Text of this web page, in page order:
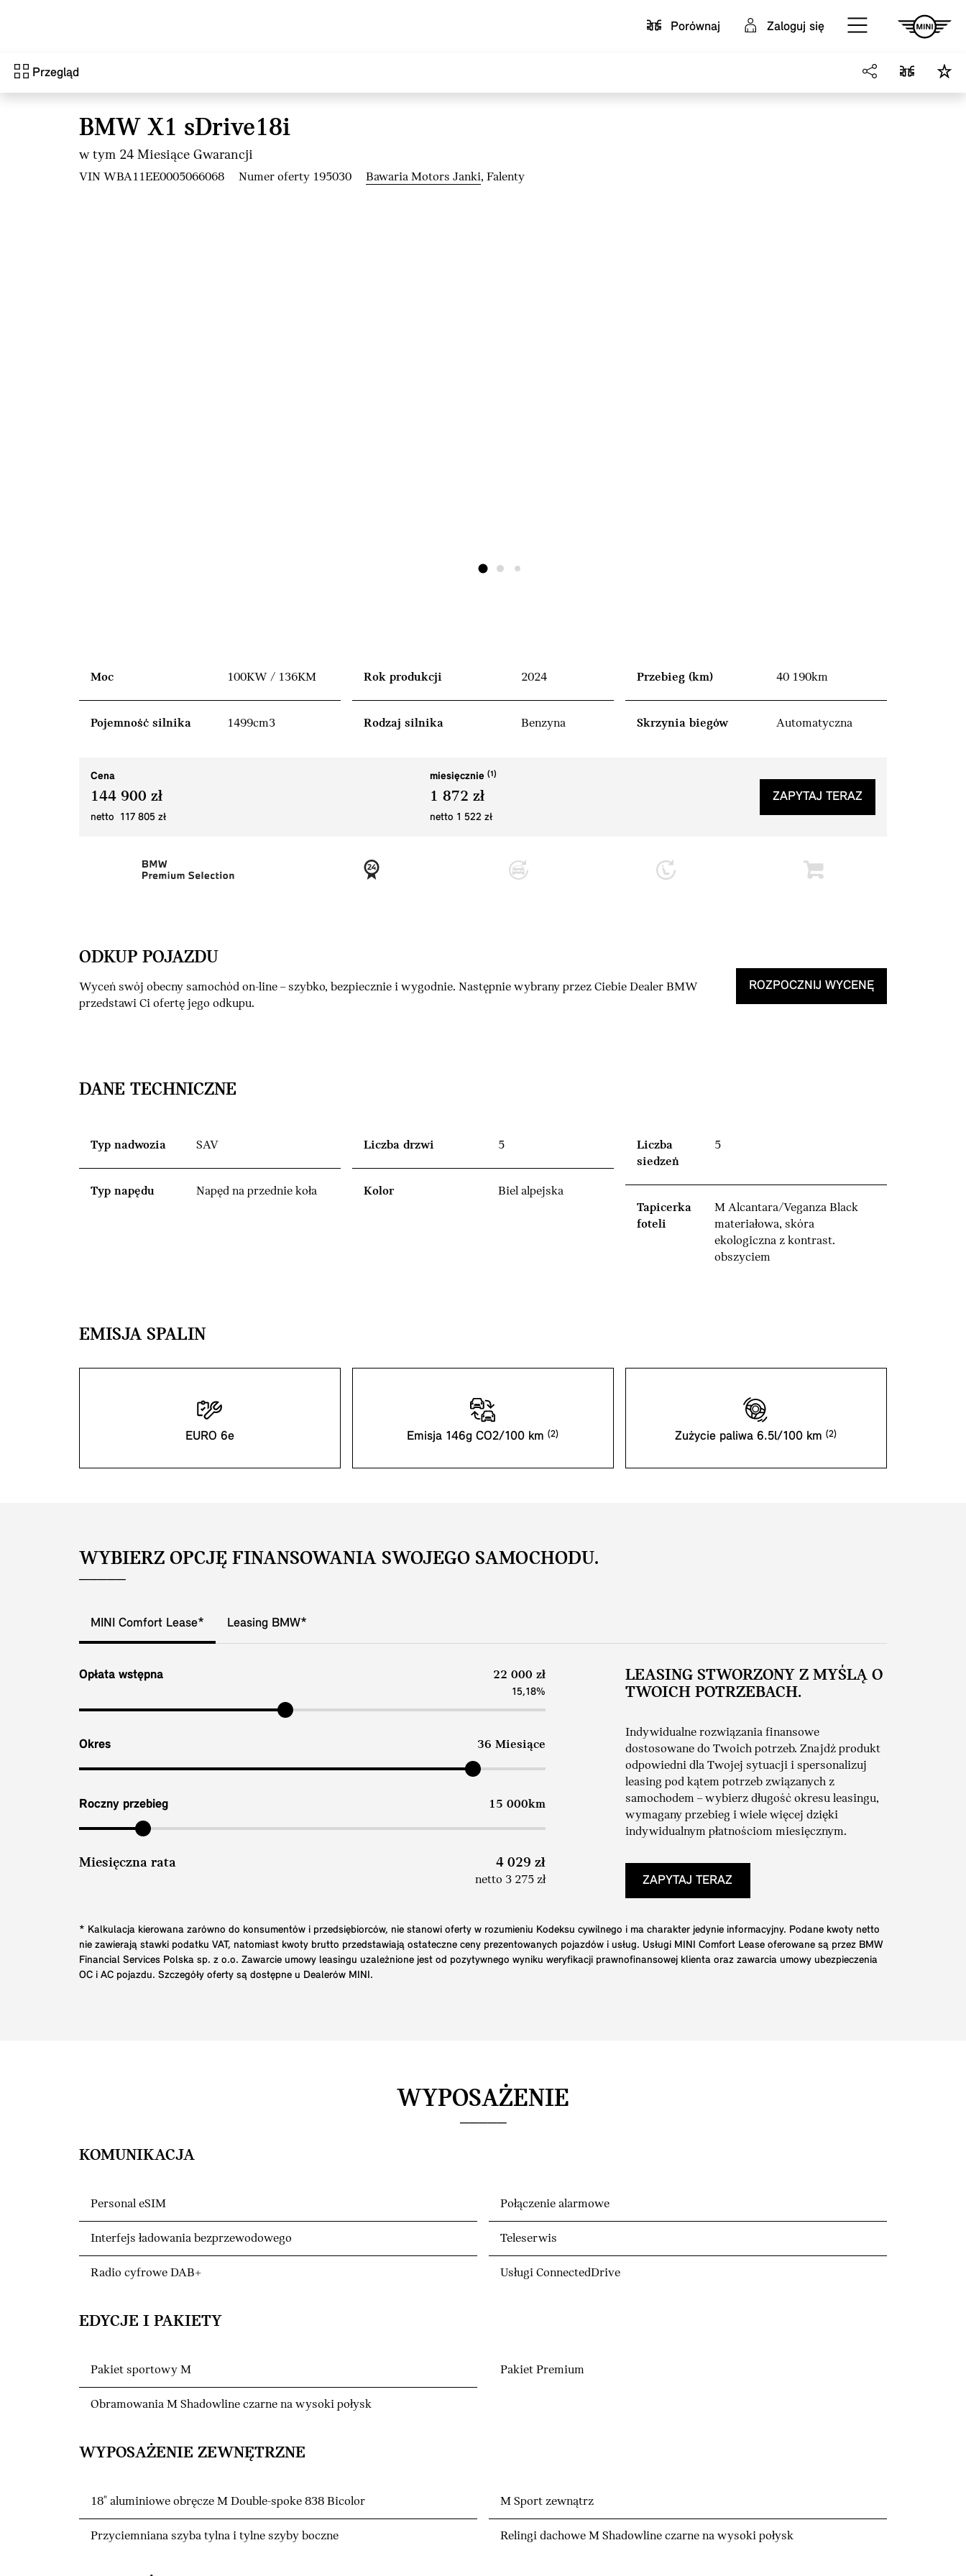
Porównaj
Zaloguj się
Przegląd
BMW X1 sDrive18i
w tym 24 Miesiące Gwarancji
VIN WBA11EE0005066068 Numer oferty 195030 Bawaria Motors Janki, Falenty
Moc 100KW / 136KM
Pojemność silnika 1499cm3
Rok produkcji 2024
Rodzaj silnika Benzyna
Przebieg (km) 40 190km
Skrzynia biegów Automatyczna
Cena
144 900 zł
netto 117 805 zł
miesięcznie
1 872 zł
netto 1 522 zł
ZAPYTAJ TERAZ
ODKUP POJAZDU
Wyceń swój obecny samochód on-line – szybko, bezpiecznie i wygodnie. Następnie wybrany przez Ciebie Dealer BMW
przedstawi Ci ofertę jego odkupu.
ROZPOCZNIJ WYCENĘ
DANE TECHNICZNE
Typ nadwozia SAV
Typ napędu Napęd na przednie koła
Liczba drzwi 5
Kolor Biel alpejska
Liczba
siedzeń
5
Tapicerka
foteli
M Alcantara/Veganza Black
materiałowa, skóra
ekologiczna z kontrast.
obszyciem
EMISJA SPALIN
EURO 6e Emisja 146g CO2/100 km Zużycie paliwa 6.5l/100 km
WYBIERZ OPCJĘ FINANSOWANIA SWOJEGO SAMOCHODU.
MINI Comfort Lease* Leasing BMW*
Opłata wstępna 22 000 zł
15,18%
Okres 36 Miesiące
Roczny przebieg 15 000km
Miesięczna rata 4 029 zł
netto 3 275 zł
LEASING STWORZONY Z MYŚLĄ O
TWOICH POTRZEBACH.
Indywidualne rozwiązania finansowe
dostosowane do Twoich potrzeb. Znajdź produkt
odpowiedni dla Twojej sytuacji i spersonalizuj
leasing pod kątem potrzeb związanych z
samochodem – wybierz długość okresu leasingu,
wymagany przebieg i wiele więcej dzięki
indywidualnym płatnościom miesięcznym.
ZAPYTAJ TERAZ
* Kalkulacja kierowana zarówno do konsumentów i przedsiębiorców, nie stanowi oferty w rozumieniu Kodeksu cywilnego i ma charakter jedynie informacyjny. Podane kwoty netto
nie zawierają stawki podatku VAT, natomiast kwoty brutto przedstawiają ostateczne ceny prezentowanych pojazdów i usług. Usługi MINI Comfort Lease oferowane są przez BMW
Financial Services Polska sp. z o.o. Zawarcie umowy leasingu uzależnione jest od pozytywnego wyniku weryfikacji prawnofinansowej klienta oraz zawarcia umowy ubezpieczenia
OC i AC pojazdu. Szczegóły oferty są dostępne u Dealerów MINI.
WYPOSAŻENIE
KOMUNIKACJA
Personal eSIM
Interfejs ładowania bezprzewodowego
Radio cyfrowe DAB+
Połączenie alarmowe
Teleserwis
Usługi ConnectedDrive
EDYCJE I PAKIETY
Pakiet sportowy M
Obramowania M Shadowline czarne na wysoki połysk
Pakiet Premium
WYPOSAŻENIE ZEWNĘTRZNE
18" aluminiowe obręcze M Double-spoke 838 Bicolor
Przyciemniana szyba tylna i tylne szyby boczne
M Sport zewnątrz
Relingi dachowe M Shadowline czarne na wysoki połysk